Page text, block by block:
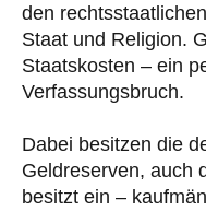
den
Staat und Religion.
Staatskosten – ein
Verfassungsbruch.
Dabei besitzen die
Geldreserven, auch
besitzt ein –